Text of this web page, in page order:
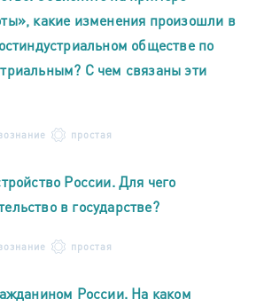
какие изменения произошли в
обществе по
С чем связаны эти
простая
России. Для чего
в государстве?
простая
России. На каком